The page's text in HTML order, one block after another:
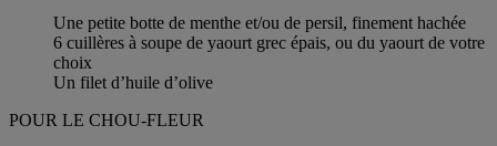
Une petite botte de menthe et/ou de persil, finement hachée
6 cuillères à soupe de yaourt grec épais, ou du yaourt de votre
choix
Un filet d’huile d’olive
POUR LE CHOU-FLEUR